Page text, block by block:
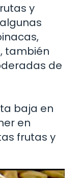
y
también
de
baja en
en
frutas y